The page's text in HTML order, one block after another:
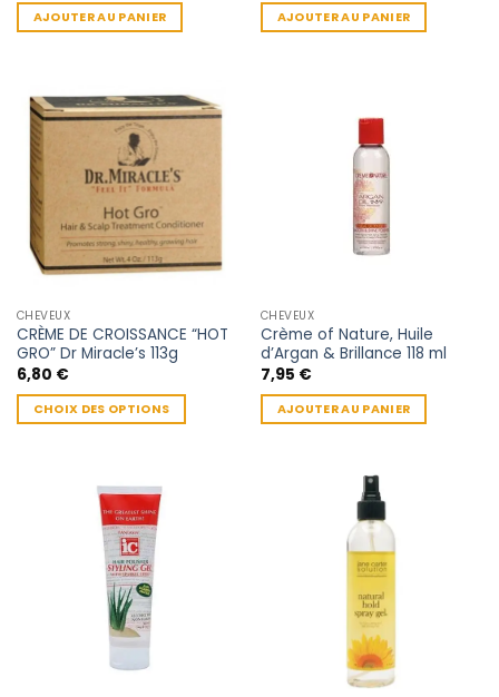
AJOUTER AU PANIER AJOUTER AU PANIER
CHEVEUX
CRÈME DE CROISSANCE “HOT
GRO” Dr Miracle’s 113g
6,80 €
CHOIX DES OPTIONS
CHEVEUX
Crème of Nature, Huile
d’Argan & Brillance 118 ml
7,95 €
AJOUTER AU PANIER